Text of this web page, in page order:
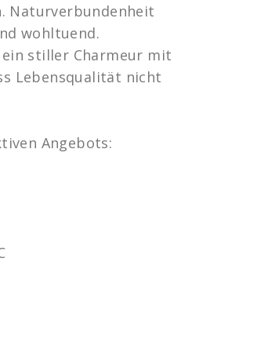
Naturverbundenheit
wohltuend.
stiller Charmeur mit
Lebensqualität nicht
Angebots: